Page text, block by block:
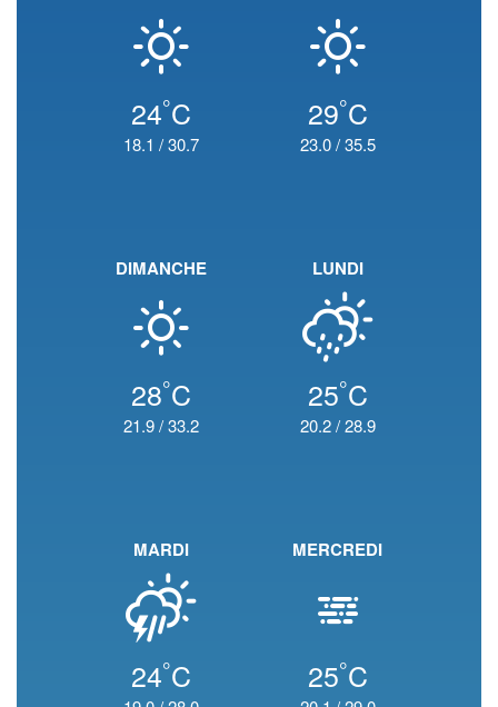
24°C
18.1 /30.7
29°C
23.0/35.5
DIMANCHE
28°C
21.9/33.2
LUNDI
25°C
20.2/28.9
MARDI
24°C
MERCREDI
25°C